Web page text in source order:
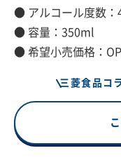
● アルコール度数：
● 容量：350ml
● 希望小売価格：
三菱食品コ